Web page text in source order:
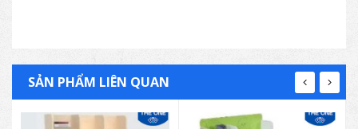
SẢN PHẨM LIÊN QUAN